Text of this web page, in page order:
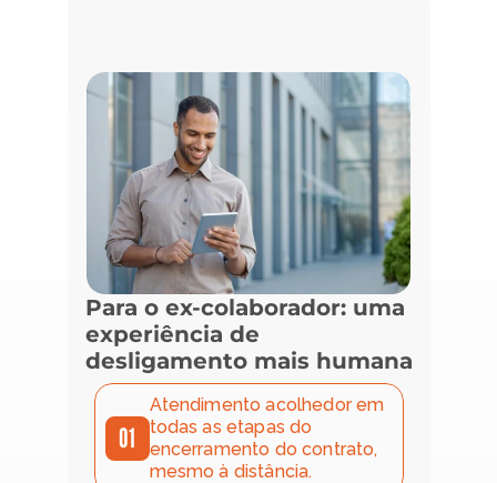
Para o ex-colaborador: uma
experiência de
desligamento mais humana
01
Atendimento acolhedor em
todas as etapas do
encerramento do contrato,
mesmo à distância.